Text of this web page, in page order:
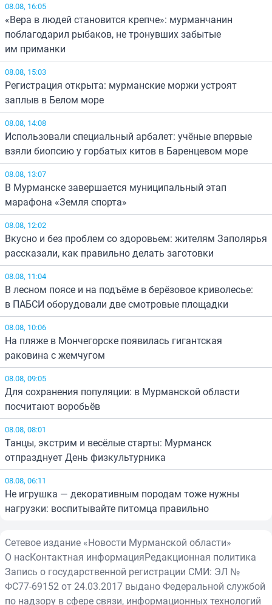
08.08, 16:05
«Вера в людей становится крепче»: мурманчанин
поблагодарил рыбаков, не тронувших забытые
им приманки
08.08, 15:03
Регистрация открыта: мурманские моржи устроят
заплыв в Белом море
08.08, 14:08
Использовали специальный арбалет: учёные впервые
взяли биопсию у горбатых китов в Баренцевом море
08.08, 13:07
В Мурманске завершается муниципальный этап
марафона «Земля спорта»
08.08, 12:02
Вкусно и без проблем со здоровьем: жителям Заполярья
рассказали, как правильно делать заготовки
08.08, 11:04
В лесном поясе и на подъёме в берёзовое криволесье:
в ПАБСИ оборудовали две смотровые площадки
08.08, 10:06
На пляже в Мончегорске появилась гигантская
раковина с жемчугом
08.08, 09:05
Для сохранения популяции: в Мурманской области
посчитают воробьёв
08.08, 08:01
Танцы, экстрим и весёлые старты: Мурманск
отпразднует День физкультурника
08.08, 06:11
Не игрушка — декоративным породам тоже нужны
нагрузки: воспитывайте питомца правильно
Сетевое издание «Новости Мурманской области»
О насКонтактная информацияРедакционная политика
Запись о государственной регистрации СМИ: ЭЛ №
ФС77-69152 от 24.03.2017 выдано Федеральной службой
по надзору в сфере связи, информационных технологий